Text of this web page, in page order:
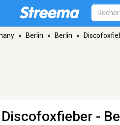
» Berlin » Berlin »
Discofoxfieber -